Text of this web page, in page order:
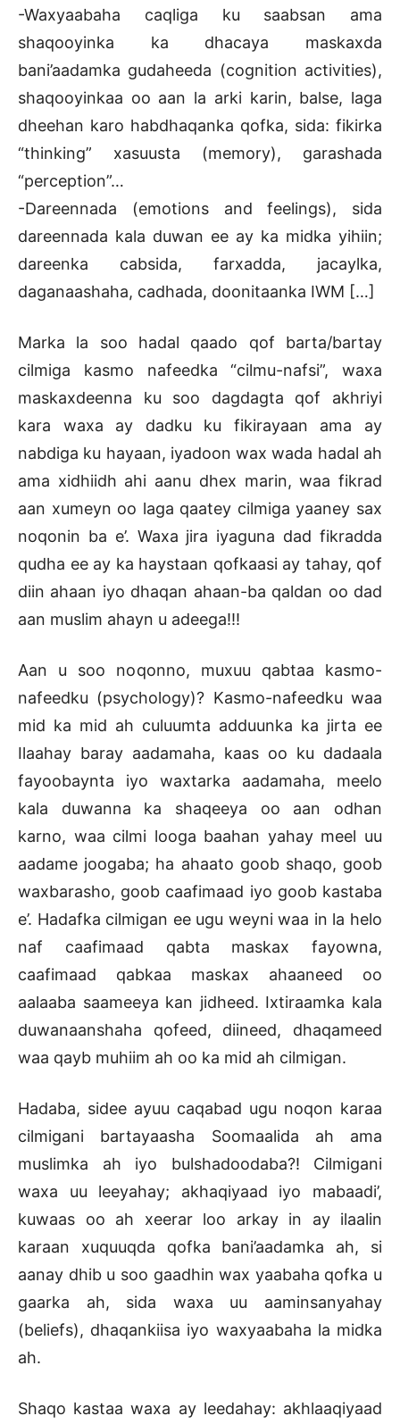
-Waxyaabaha caqliga ku saabsan ama
shaqooyinka ka dhacaya maskaxda
bani’aadamka gudaheeda (cognition activities),
shaqooyinkaa oo aan la arki karin, balse, laga
dheehan karo habdhaqanka qofka, sida: fikirka
“thinking” xasuusta (memory), garashada
“perception”…
-Dareennada (emotions and feelings), sida
dareennada kala duwan ee ay ka midka yihiin;
dareenka cabsida, farxadda, jacaylka,
daganaashaha, cadhada, doonitaanka IWM […]
Marka la soo hadal qaado qof barta/bartay
cilmiga kasmo nafeedka “cilmu-nafsi”, waxa
maskaxdeenna ku soo dagdagta qof akhriyi
kara waxa ay dadku ku fikirayaan ama ay
nabdiga ku hayaan, iyadoon wax wada hadal ah
ama xidhiidh ahi aanu dhex marin, waa fikrad
aan xumeyn oo laga qaatey cilmiga yaaney sax
noqonin ba e’. Waxa jira iyaguna dad fikradda
qudha ee ay ka haystaan qofkaasi ay tahay, qof
diin ahaan iyo dhaqan ahaan-ba qaldan oo dad
aan muslim ahayn u adeega!!!
Aan u soo noqonno, muxuu qabtaa kasmo-
nafeedku (psychology)? Kasmo-nafeedku waa
mid ka mid ah culuumta adduunka ka jirta ee
Ilaahay baray aadamaha, kaas oo ku dadaala
fayoobaynta iyo waxtarka aadamaha, meelo
kala duwanna ka shaqeeya oo aan odhan
karno, waa cilmi looga baahan yahay meel uu
aadame joogaba; ha ahaato goob shaqo, goob
waxbarasho, goob caafimaad iyo goob kastaba
e’. Hadafka cilmigan ee ugu weyni waa in la helo
naf caafimaad qabta maskax fayowna,
caafimaad qabkaa maskax ahaaneed oo
aalaaba saameeya kan jidheed. Ixtiraamka kala
duwanaanshaha qofeed, diineed, dhaqameed
waa qayb muhiim ah oo ka mid ah cilmigan.
Hadaba, sidee ayuu caqabad ugu noqon karaa
cilmigani bartayaasha Soomaalida ah ama
muslimka ah iyo bulshadoodaba?! Cilmigani
waxa uu leeyahay; akhaqiyaad iyo mabaadi’,
kuwaas oo ah xeerar loo arkay in ay ilaalin
karaan xuquuqda qofka bani’aadamka ah, si
aanay dhib u soo gaadhin wax yaabaha qofka u
gaarka ah, sida waxa uu aaminsanyahay
(beliefs), dhaqankiisa iyo waxyaabaha la midka
ah.
Shaqo kastaa waxa ay leedahay: akhlaaqiyaad